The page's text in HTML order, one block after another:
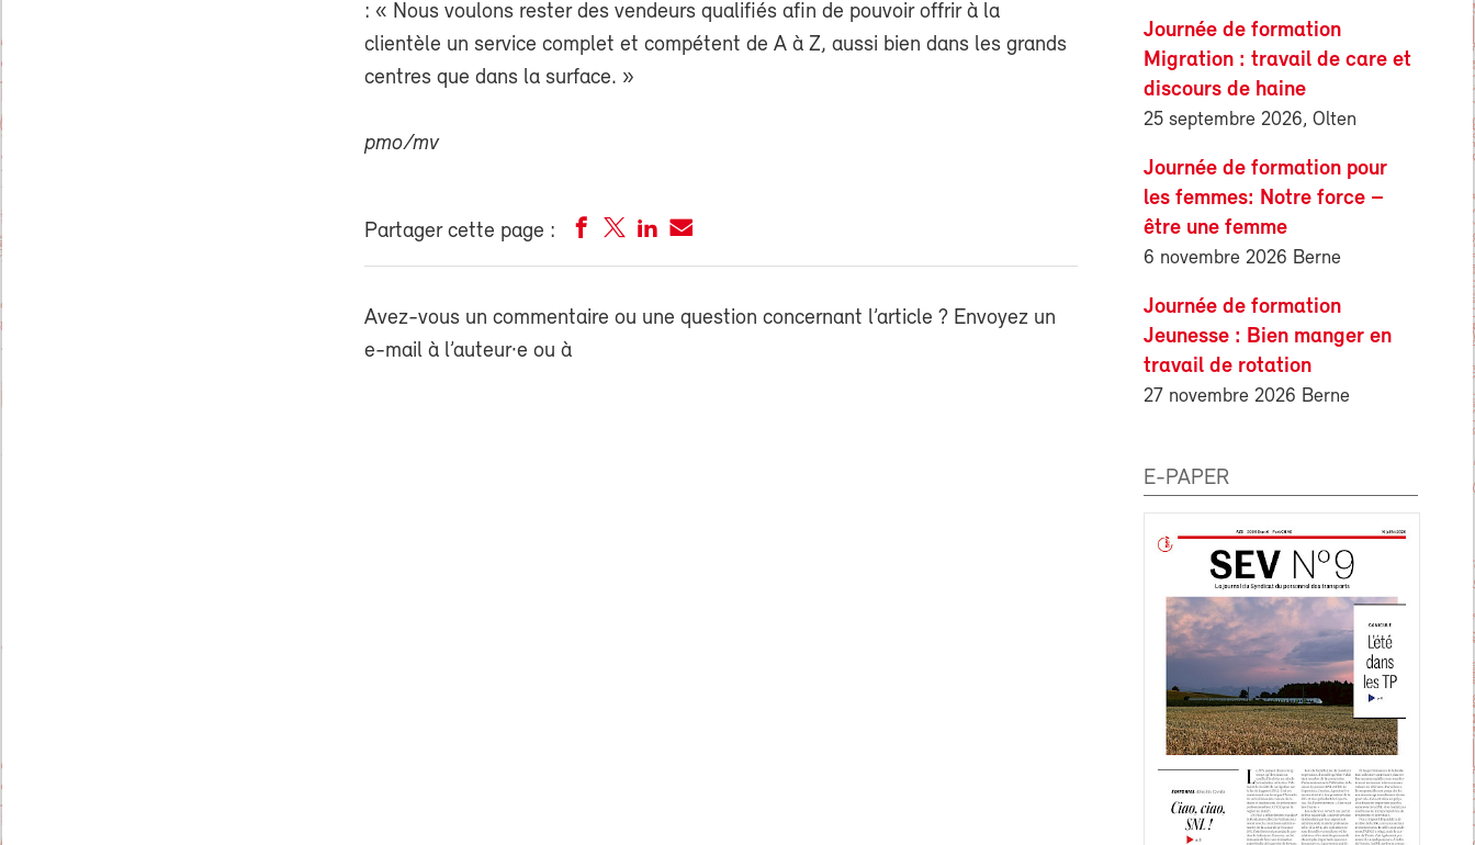
: « Nous voulons rester des vendeurs qualifiés afin de pouvoir offrir à la
clientèle un service complet et compétent de A à Z, aussi bien dans les grands
centres que dans la surface. »
pmo/mv
Partager cette page :
Avez-vous un commentaire ou une question concernant l’article ? Envoyez un
e-mail à l’auteur·e ou à
Journée de formation
Migration : travail de care et
discours de haine
25 septembre 2026, Olten
Journée de formation pour
les femmes: Notre force –
être une femme
6 novembre 2026 Berne
Journée de formation
Jeunesse : Bien manger en
travail de rotation
27 novembre 2026 Berne
E-PAPER